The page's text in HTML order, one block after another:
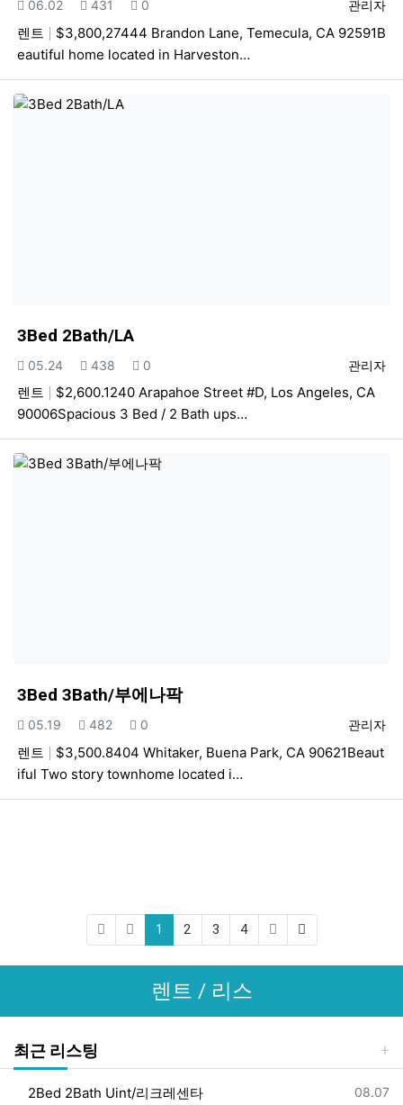
등록자
관리자
등록일
06.02 조회
431 추천
0
렌트
$3,800,27444 Brandon Lane, Temecula, CA 92591B
eautiful home located in Harveston…
3Bed 2Bath/LA
등록자
관리자
등록일
05.24 조회
438 추천
0
렌트
$2,600.1240 Arapahoe Street #D, Los Angeles, CA
90006Spacious 3 Bed / 2 Bath ups…
3Bed 3Bath/부에나팍
등록자
관리자
등록일
05.19 조회
482 추천
0
렌트
$3,500.8404 Whitaker, Buena Park, CA 90621Beaut
iful Two story townhome located i…
1 (current)
2 3 4
렌트 / 리스
최근 리스팅
등록일
08.07
2Bed 2Bath Uint/리크레센타